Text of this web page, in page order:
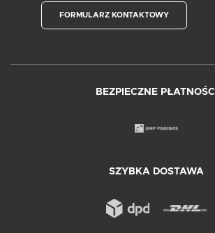
FORMULARZ KONTAKTOWY
BEZPIECZNE PŁATNOŚCI
SZYBKA DOSTAWA